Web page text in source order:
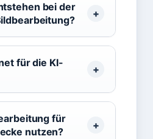
bei der
für die KI-
für
nutzen?